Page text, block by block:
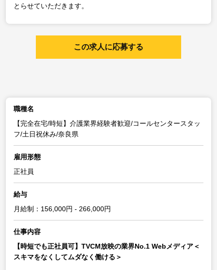
とらせていただきます。
この求人に応募する
職種名
【完全在宅/時短】介護業界経験者歓迎/コールセンタースタッ
フ/土日祝休み/奈良県
雇用形態
正社員
給与
月給制：156,000円 - 266,000円
仕事内容
【時短でも正社員可】TVCM放映の業界No.1 Webメディア＜
スキマをなくしてムダなく働ける＞